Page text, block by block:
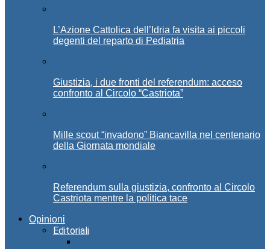
L’Azione Cattolica dell’Idria fa visita ai piccoli
degenti del reparto di Pediatria
Giustizia, i due fronti del referendum: acceso
confronto al Circolo “Castriota”
Mille scout “invadono” Biancavilla nel centenario
della Giornata mondiale
Referendum sulla giustizia, confronto al Circolo
Castriota mentre la politica tace
Opinioni
Editoriali